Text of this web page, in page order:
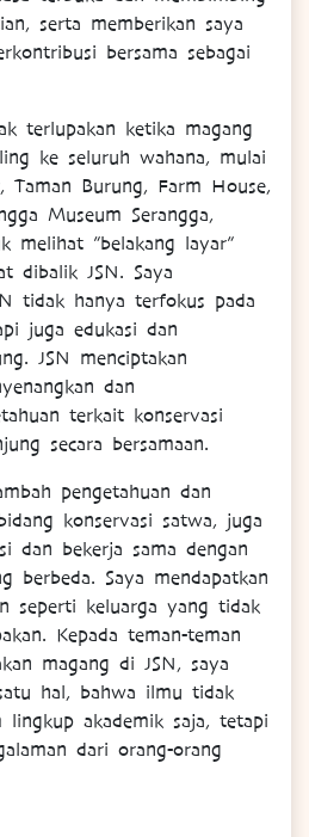
serta memberikan saya
bersama sebagai
terlupakan ketika magang
ke seluruh wahana, mulai
Burung, Farm House,
Museum Serangga,
melihat ”belakang layar”
dibalik JSN. Saya
tidak hanya terfokus pada
juga edukasi dan
JSN menciptakan
dan
terkait konservasi
secara bersamaan.
pengetahuan dan
konservasi satwa, juga
dan bekerja sama dengan
berbeda. Saya mendapatkan
seperti keluarga yang tidak
Kepada teman-teman
magang di JSN, saya
hal, bahwa ilmu tidak
lingkup akademik saja, tetapi
dari orang-orang